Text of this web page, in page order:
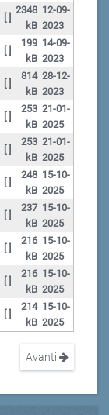
2348
kB
12-09-
2023
199
kB
14-09-
2023
814
kB
28-12-
2023
253
kB
21-01-
2025
253
kB
21-01-
2025
248
kB
15-10-
2025
237
kB
15-10-
2025
216
kB
15-10-
2025
216
kB
15-10-
2025
214
kB
15-10-
2025
Avanti